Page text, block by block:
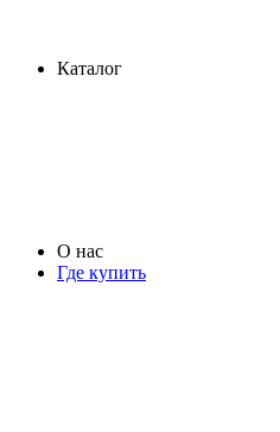
Каталог
О нас
Где купить